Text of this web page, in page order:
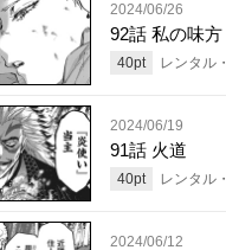
2024/06/26
92話 私の味方
40pt レンタル・
2024/06/19
91話 火道
40pt レンタル・
2024/06/12